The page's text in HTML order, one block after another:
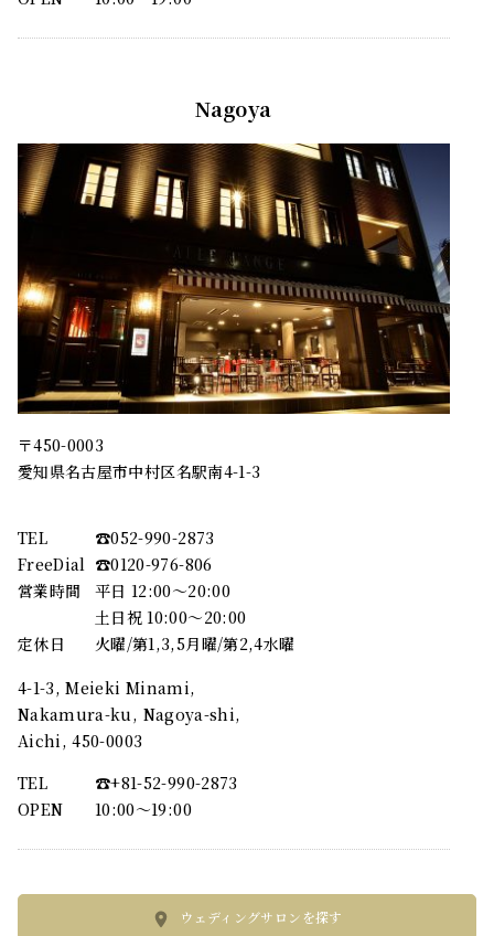
Nagoya
〒450-0003
愛知県名古屋市中村区名駅南4-1-3
TEL
☎︎052-990-2873
FreeDial ☎︎0120-976-806
営業時間
平日 12:00～20:00
土日祝 10:00～20:00
定休日
火曜/第1,3,5月曜/第2,4水曜
4-1-3, Meieki Minami,
Nakamura-ku, Nagoya-shi,
Aichi, 450-0003
TEL
☎︎+81-52-990-2873
OPEN
10:00〜19:00
ウェディングサロンを探す